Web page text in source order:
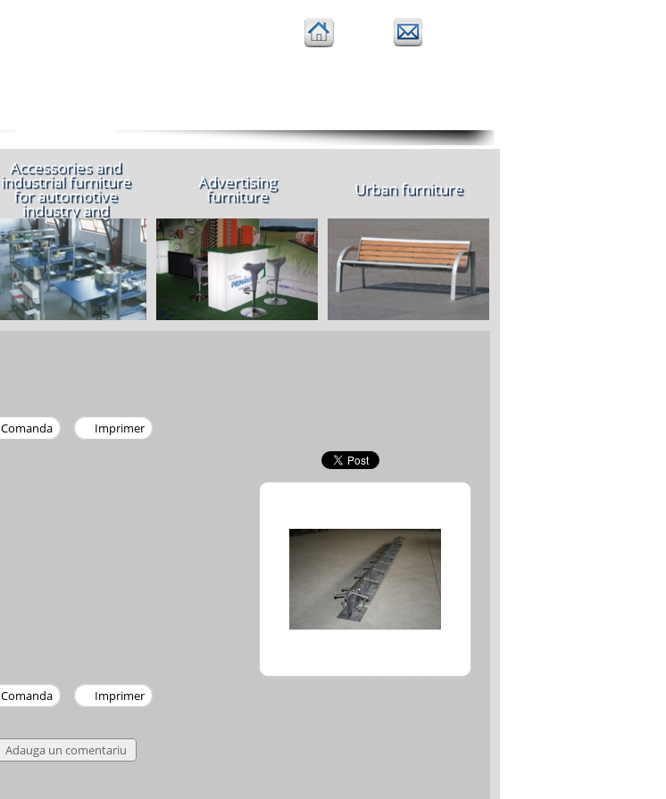
Accessories and
industrial furniture
for automotive
industry and
garages
Advertising
furniture Urban furniture
Comanda Imprimer
Comanda Imprimer
Adauga un comentariu